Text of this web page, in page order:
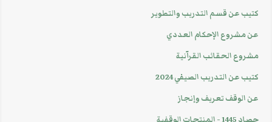
كتيب عن قسم التدريب والتطوير
عن مشروع الإحكام العددي
مشروع الحقائب القرآنية
كتيب عن التدريب الصيفي 2024
عن الوقف تعريف وإنجاز